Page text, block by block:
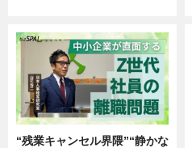
“残業キャンセル界隈”“静かな